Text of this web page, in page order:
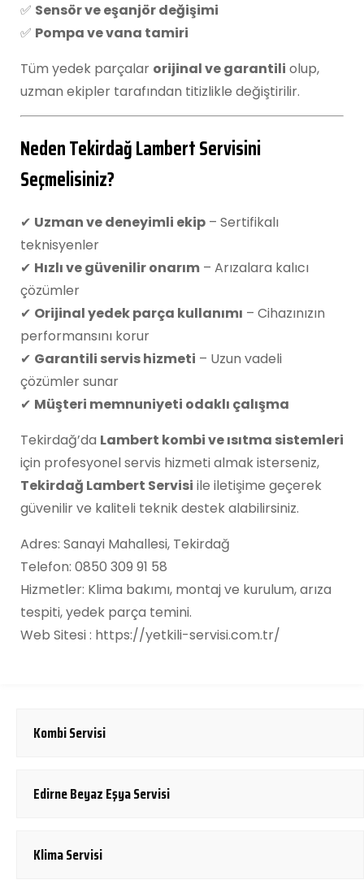
✅ Sensör ve eşanjör değişimi
✅ Pompa ve vana tamiri
Tüm yedek parçalar orijinal ve garantili olup,
uzman ekipler tarafından titizlikle değiştirilir.
Neden Tekirdağ Lambert Servisini
Seçmelisiniz?
✔ Uzman ve deneyimli ekip – Sertifikalı
teknisyenler
✔ Hızlı ve güvenilir onarım – Arızalara kalıcı
çözümler
✔ Orijinal yedek parça kullanımı – Cihazınızın
performansını korur
✔ Garantili servis hizmeti – Uzun vadeli
çözümler sunar
✔ Müşteri memnuniyeti odaklı çalışma
Tekirdağ’da Lambert kombi ve ısıtma sistemleri
için profesyonel servis hizmeti almak isterseniz,
Tekirdağ Lambert Servisi ile iletişime geçerek
güvenilir ve kaliteli teknik destek alabilirsiniz.
Adres: Sanayi Mahallesi, Tekirdağ
Telefon: 0850 309 91 58
Hizmetler: Klima bakımı, montaj ve kurulum, arıza
tespiti, yedek parça temini.
Web Sitesi : https://yetkili-servisi.com.tr/
Kombi Servisi
Edirne Beyaz Eşya Servisi
Klima Servisi